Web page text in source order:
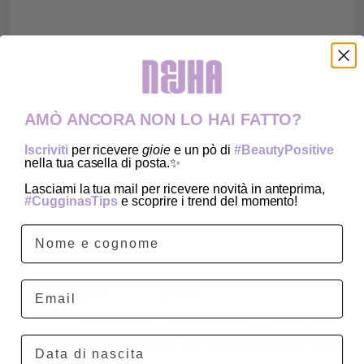
USALO, CON NOI O
COME VUOI!
Dopo i giusti
ditain modo uniforme sul viso, oppure, puoi
scegliere il tuo alleato per l'applicazione tra i
AMÒ ANCORA NON LO HAI FATTO?
Iscrivitiper riceveregioiee un pò di #BeautyPositive
nella tua casella di posta.✨
Lasciami la tua mail per ricevere novità in anteprima,
#CugginasTips e scoprire i trend del momento!
Email